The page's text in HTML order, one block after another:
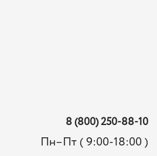
8 (800) 250-88-10
Пн–Пт ( 9:00-18:00 )